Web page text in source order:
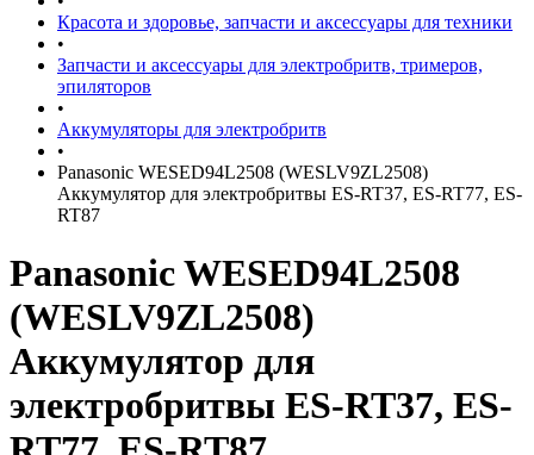
Красота и здоровье, запчасти и аксессуары для техники
•
Запчасти и аксессуары для электробритв, тримеров,
эпиляторов
•
Аккумуляторы для электробритв
•
Panasonic WESED94L2508 (WESLV9ZL2508)
Аккумулятор для электробритвы ES-RT37, ES-RT77, ES-
RT87
Panasonic WESED94L2508
(WESLV9ZL2508)
Аккумулятор для
электробритвы ES-RT37, ES-